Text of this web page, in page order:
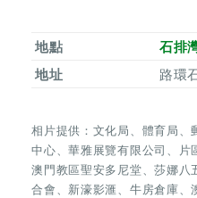
地點
石排
地址
路環
相片提供：文化局、體育局
中心、華雅展覽有限公司、
澳門教區聖安多尼堂、莎娜
合會、新濠影滙、牛房倉庫